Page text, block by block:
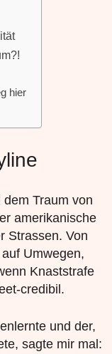
hier
Traum von
amerikanische
Strassen. Von
Umwegen,
Knaststrafe
credibil.
und der,
sagte mir mal: